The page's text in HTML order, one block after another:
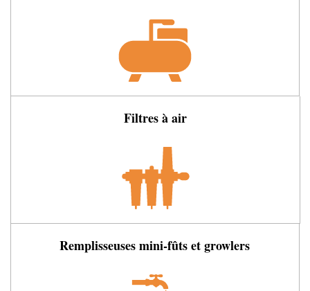
Filtres à air
Remplisseuses mini-fûts et growlers